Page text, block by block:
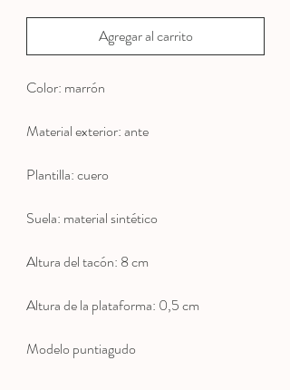
Agregar al carrito
Color: marrón
Material exterior: ante
Plantilla: cuero
Suela: material sintético
Altura del tacón: 8 cm
Altura de la plataforma: 0,5 cm
Modelo puntiagudo